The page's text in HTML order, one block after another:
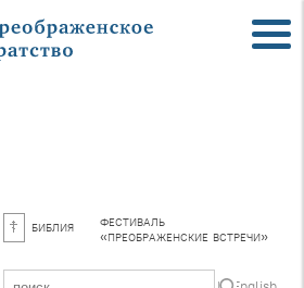
библия фестиваль
«преображенские встречи»